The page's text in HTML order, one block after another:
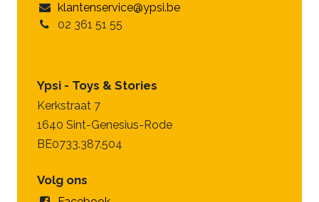
klantenservice@ypsi.be
02 361 51 55
Ypsi - Toys & Stories
Kerkstraat 7
1640 Sint-Genesius-Rode
BE0733.387.504
Volg ons